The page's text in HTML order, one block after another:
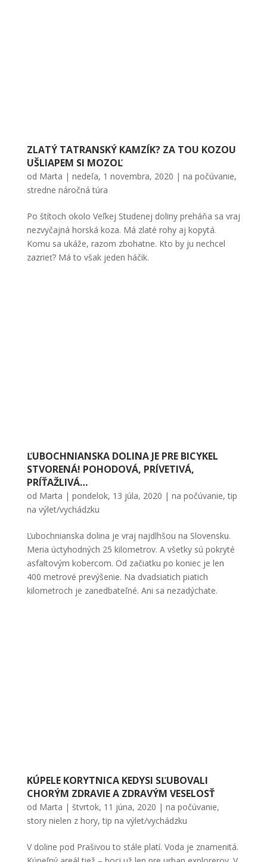
ZLATÝ TATRANSKÝ KAMZÍK? ZA TOU KOZOU
UŠLIAPEM SI MOZOĽ
od Marta | nedeľa, 1 novembra, 2020 | na počúvanie,
stredne náročná túra
Po štítoch okolo Veľkej Studenej doliny preháňa sa vraj
nezvyčajná horská koza. Má zlaté rohy aj kopytá.
Komu sa ukáže, razom zbohatne. Kto by ju nechcel
zazrieť? Má to však jeden háčik.
ĽUBOCHNIANSKA DOLINA JE PRE BICYKEL
STVORENÁ! POHODOVÁ, PRÍVETIVÁ,
PRÍŤAŽLIVÁ…
od Marta | pondelok, 13 júla, 2020 | na počúvanie,tip
na výlet/vychádzku
Ľubochnianska dolina je vraj najdlhšou na Slovensku.
Meria úctyhodných 25 kilometrov. A všetky sú pokryté
asfaltovým kobercom. Od začiatku po koniec je len
400 metrové prevýšenie. Na dvadsiatich piatich
kilometroch je zanedbateľné. Ani sa nezadýchate.
KÚPELE KORYTNICA KEDYSI SĽUBOVALI
CHORÝM ZDRAVIE A ZDRAVÝM VESELOSŤ
od Marta | štvrtok, 11 júna, 2020 | na počúvanie,
story nielen z hory,tip na výlet/vychádzku
V doline pod Prašivou to stále platí. Voda je znamenitá.